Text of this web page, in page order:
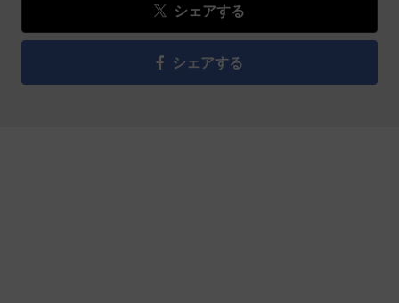
シェアする
シェアする